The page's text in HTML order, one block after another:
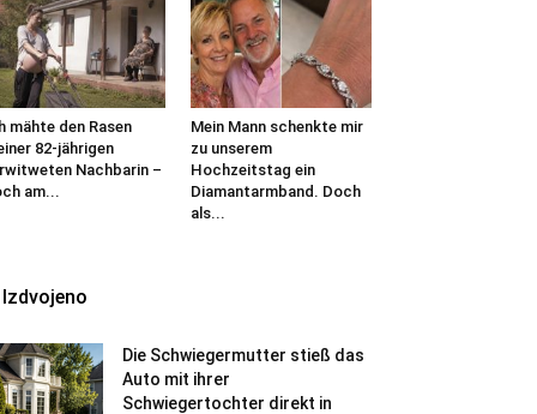
mähte den Rasen
82-jährigen
Nachbarin –
am...
Mein Mann schenkte mir
zu unserem
Hochzeitstag ein
Diamantarmband. Doch
als...
Izdvojeno
Die Schwiegermutter stieß das
Auto mit ihrer
Schwiegertochter direkt in